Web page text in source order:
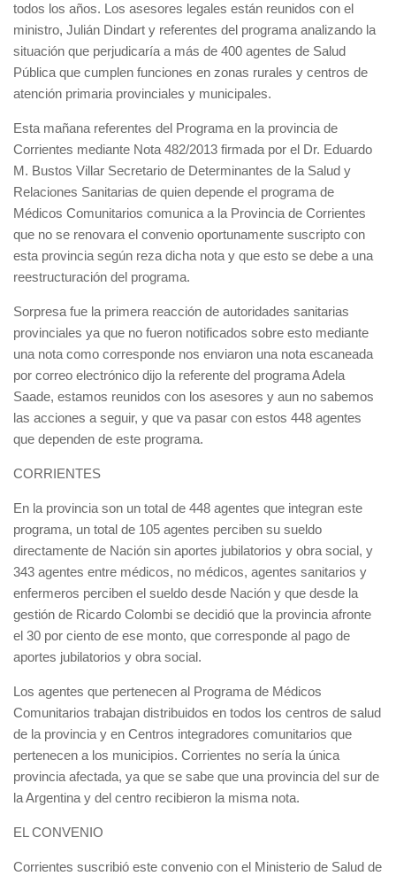
todos los años. Los asesores legales están reunidos con el
ministro, Julián Dindart y referentes del programa analizando la
situación que perjudicaría a más de 400 agentes de Salud
Pública que cumplen funciones en zonas rurales y centros de
atención primaria provinciales y municipales.
Esta mañana referentes del Programa en la provincia de
Corrientes mediante Nota 482/2013 firmada por el Dr. Eduardo
M. Bustos Villar Secretario de Determinantes de la Salud y
Relaciones Sanitarias de quien depende el programa de
Médicos Comunitarios comunica a la Provincia de Corrientes
que no se renovara el convenio oportunamente suscripto con
esta provincia según reza dicha nota y que esto se debe a una
reestructuración del programa.
Sorpresa fue la primera reacción de autoridades sanitarias
provinciales ya que no fueron notificados sobre esto mediante
una nota como corresponde nos enviaron una nota escaneada
por correo electrónico dijo la referente del programa Adela
Saade, estamos reunidos con los asesores y aun no sabemos
las acciones a seguir, y que va pasar con estos 448 agentes
que dependen de este programa.
CORRIENTES
En la provincia son un total de 448 agentes que integran este
programa, un total de 105 agentes perciben su sueldo
directamente de Nación sin aportes jubilatorios y obra social, y
343 agentes entre médicos, no médicos, agentes sanitarios y
enfermeros perciben el sueldo desde Nación y que desde la
gestión de Ricardo Colombi se decidió que la provincia afronte
el 30 por ciento de ese monto, que corresponde al pago de
aportes jubilatorios y obra social.
Los agentes que pertenecen al Programa de Médicos
Comunitarios trabajan distribuidos en todos los centros de salud
de la provincia y en Centros integradores comunitarios que
pertenecen a los municipios. Corrientes no sería la única
provincia afectada, ya que se sabe que una provincia del sur de
la Argentina y del centro recibieron la misma nota.
EL CONVENIO
Corrientes suscribió este convenio con el Ministerio de Salud de